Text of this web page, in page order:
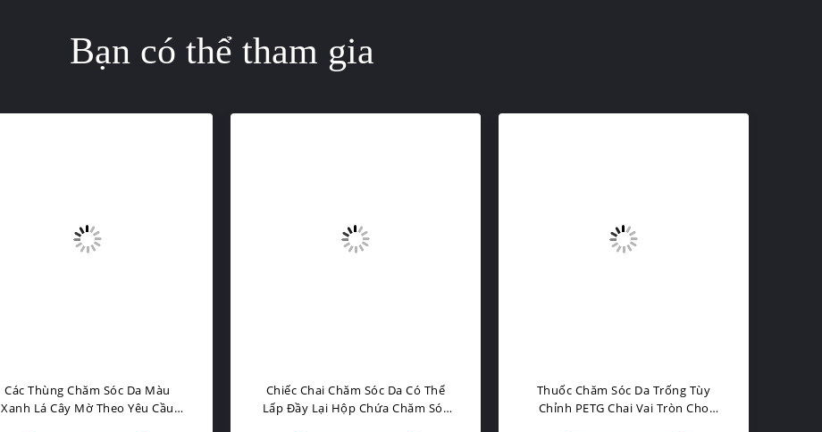
Bạn có thể tham gia
Các Thùng Chăm Sóc Da Màu
Xanh Lá Cây Mờ Theo Yêu Cầu
Chiếc Chai Chăm Sóc Da Có Thể
Lấp Đầy Lại Hộp Chứa Chăm Sóc
Thuốc Chăm Sóc Da Trống Tùy
Chỉnh PETG Chai Vai Tròn Cho